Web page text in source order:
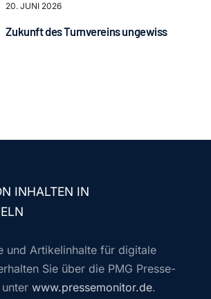
20. JUNI 2026
Zukunft des Turnvereins ungewiss
INHALTEN IN
und Artikelinhalte für digitale
Sie über die PMG Presse-
www.pressemonitor.de.